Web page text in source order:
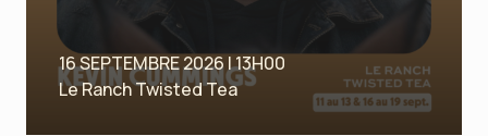
16 SEPTEMBRE 2026 | 13H00
Le Ranch Twisted Tea